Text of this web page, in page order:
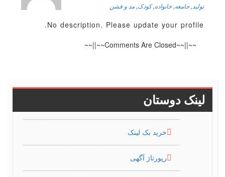
تولید ,جامعه,خانواده,کودک, مد و فشن
No description. Please update your profile.
~~||~~Comments Are Closed~~||~~
لینک دوستان
خرید بک لینک
رپورتاژ آگهی